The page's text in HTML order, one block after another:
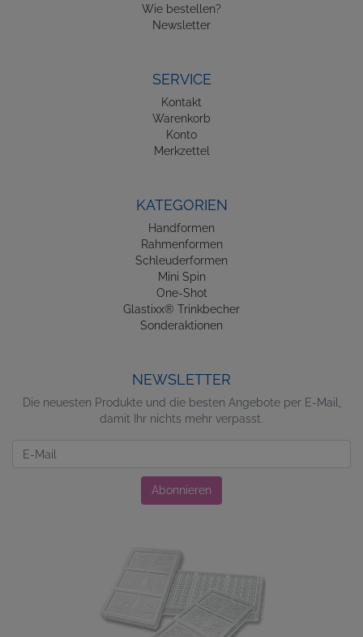
Wie bestellen?
Newsletter
SERVICE
Kontakt
Warenkorb
Konto
Merkzettel
KATEGORIEN
Handformen
Rahmenformen
Schleuderformen
Mini Spin
One-Shot
Glastixx® Trinkbecher
Sonderaktionen
NEWSLETTER
Die neuesten Produkte und die besten Angebote per E-Mail,
damit Ihr nichts mehr verpasst.
Abonnieren